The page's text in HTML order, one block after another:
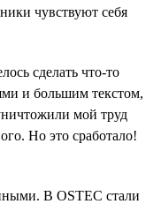
чувствуют себя
сделать что-то
и большим текстом,
мой труд
Но это сработало!
В OSTEC стали